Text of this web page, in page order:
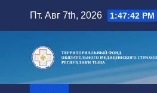
содержимому
Пт. Авг 7th, 2026 1:47:43 PM